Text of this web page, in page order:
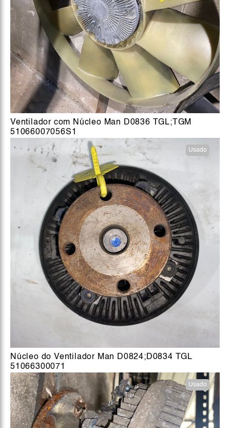
Ventilador com Núcleo Man D0836 TGL;TGM
51066007056S1
Usado
Núcleo do Ventilador Man D0824;D0834 TGL
51066300071
Usado